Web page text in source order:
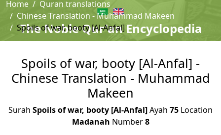
The Noble Qur'an Encyclopedia
Home
Quran translations
Chinese Translation - Muhammad Makeen
Spoils of war, booty [Al-Anfal]
Spoils of war, booty [Al-Anfal] -
Chinese Translation - Muhammad
Makeen
Surah Spoils of war, booty [Al-Anfal]Ayah 75 Location
Madanah Number8